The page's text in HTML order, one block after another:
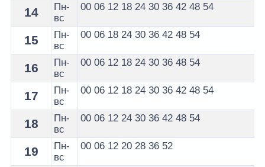
14
Пн-
вс
00 06 12 18 24 30 36 42 48 54
15
Пн-
вс
00 06 18 24 30 36 42 48 54
16
Пн-
вс
00 06 12 18 24 30 36 48 54
17
Пн-
вс
00 06 12 18 24 30 36 42 48 54
18
Пн-
вс
00 06 12 24 30 36 42 48 54
19
Пн-
вс
00 06 12 20 28 36 52